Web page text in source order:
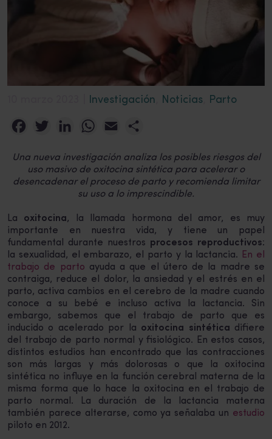
Investigación Noticias Parto
FacebookTwitterLinkedInWhatsApp
Email
Una nueva investigación analiza los posibles riesgos del
uso masivo de oxitocina sintética para acelerar o
desencadenar el proceso de parto y recomienda limitar
su uso a lo imprescindible.
La oxitocina, la llamada hormona del amor, es muy
importante en nuestra vida, y tiene un papel
fundamental durante nuestros procesos reproductivos:
la sexualidad, el embarazo, el parto y la lactancia.
En el
trabajo de parto ayuda a que el útero de la madre se
contraiga, reduce el dolor, la ansiedad y el estrés en el
parto, activa cambios en el cerebro de la madre cuando
conoce a su bebé e incluso activa la lactancia. Sin
embargo, sabemos que el trabajo de parto que es
inducido o acelerado por la oxitocina sintética difiere
del trabajo de parto normal y fisiológico. En estos casos,
distintos estudios han encontrado que las contracciones
son más largas y más dolorosas o que la oxitocina
sintética no influye en la función cerebral materna de la
misma forma que lo hace la oxitocina en el trabajo de
parto normal. La duración de la lactancia materna
también parece alterarse, como ya señalaba un estudio
piloto en 2012.